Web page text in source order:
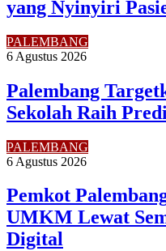
yang Nyinyiri
PALEMBANG
6 Agustus 2026
Palembang
Sekolah Raih
PALEMBANG
6 Agustus 2026
Pemkot
UMKM Lewat
Digital